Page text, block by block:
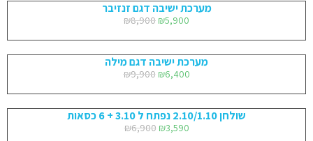
מערכת ישיבה דגם זנזיבר
₪8,900 ₪5,900
מערכת ישיבה דגם מילה
₪9,900 ₪6,400
שולחן 2.10/1.10 נפתח ל 3.10 + 6 כסאות
₪6,900 ₪3,590